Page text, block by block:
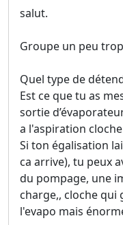
salut.
Groupe un peu
Quel type de
Est ce que tu as
sortie
a l'aspiration
Si ton égalisation
ca arrive), tu peux
du pompage, une
charge,, cloche qui
l'evapo mais